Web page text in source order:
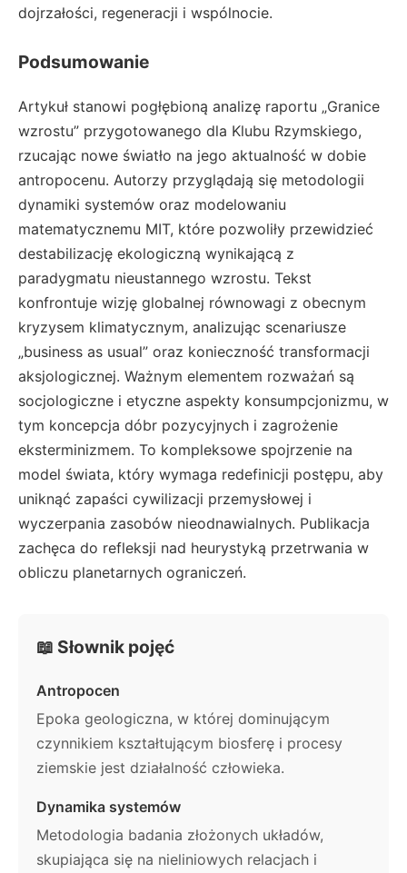
dojrzałości, regeneracji i wspólnocie.
Podsumowanie
Artykuł stanowi pogłębioną analizę raportu „Granice
wzrostu” przygotowanego dla Klubu Rzymskiego,
rzucając nowe światło na jego aktualność w dobie
antropocenu. Autorzy przyglądają się metodologii
dynamiki systemów oraz modelowaniu
matematycznemu MIT, które pozwoliły przewidzieć
destabilizację ekologiczną wynikającą z
paradygmatu nieustannego wzrostu. Tekst
konfrontuje wizję globalnej równowagi z obecnym
kryzysem klimatycznym, analizując scenariusze
„business as usual” oraz konieczność transformacji
aksjologicznej. Ważnym elementem rozważań są
socjologiczne i etyczne aspekty konsumpcjonizmu, w
tym koncepcja dóbr pozycyjnych i zagrożenie
eksterminizmem. To kompleksowe spojrzenie na
model świata, który wymaga redefinicji postępu, aby
uniknąć zapaści cywilizacji przemysłowej i
wyczerpania zasobów nieodnawialnych. Publikacja
zachęca do refleksji nad heurystyką przetrwania w
obliczu planetarnych ograniczeń.
📖 Słownik pojęć
Antropocen
Epoka geologiczna, w której dominującym
czynnikiem kształtującym biosferę i procesy
ziemskie jest działalność człowieka.
Dynamika systemów
Metodologia badania złożonych układów,
skupiająca się na nieliniowych relacjach i